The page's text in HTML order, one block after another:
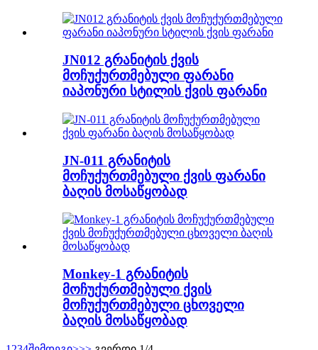
JN012 გრანიტის ქვის
მოჩუქურთმებული ფარანი
იაპონური სტილის ქვის ფარანი
JN-011 გრანიტის
მოჩუქურთმებული ქვის ფარანი
ბაღის მოსაწყობად
Monkey-1 გრანიტის
მოჩუქურთმებული ქვის
მოჩუქურთმებული ცხოველი
ბაღის მოსაწყობად